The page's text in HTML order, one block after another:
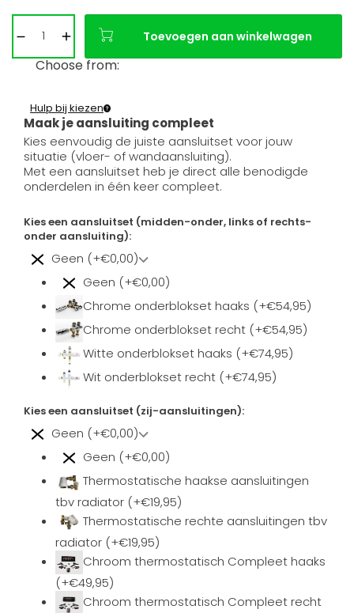
Toevoegen aan winkelwagen
Choose from:
Maak je aansluiting compleet
Hulp bij kiezen
Kies eenvoudig de juiste aansluitset voor jouw
situatie (vloer- of wandaansluiting).
Met een aansluitset heb je direct alle benodigde
onderdelen in één keer compleet.
Kies een aansluitset (midden-onder, links of rechts-
onder aansluiting):
Geen (+€0,00)
Geen (+€0,00)
Chrome onderblokset haaks (+€54,95)
Chrome onderblokset recht (+€54,95)
Witte onderblokset haaks (+€74,95)
Wit onderblokset recht (+€74,95)
Kies een aansluitset (zij-aansluitingen):
Geen (+€0,00)
Geen (+€0,00)
Thermostatische haakse aansluitingen
tbv radiator (+€19,95)
Thermostatische rechte aansluitingen tbv
radiator (+€19,95)
Chroom thermostatisch Compleet haaks
(+€49,95)
Chroom thermostatisch Compleet recht